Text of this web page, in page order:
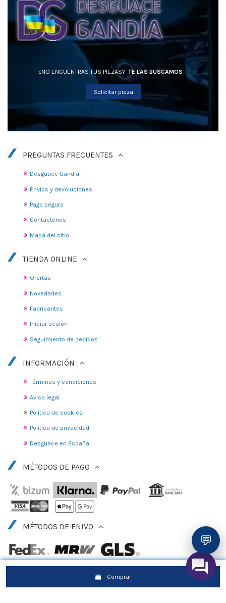
Comprar
¿NO ENCUENTRAS TUS PIEZAS? TE LAS BUSCAMOS
Solicitar pieza
PREGUNTAS FRECUENTES
Desguace Gandia
Envíos y devoluciones
Pago seguro
Contáctenos
Mapa del sitio
TIENDA ONLINE
Ofertas
Novedades
Fabricantes
Iniciar sesión
Seguimiento de pedidos
INFORMACIÓN
Términos y condiciones
Aviso legal
Política de cookies
Política de privacidad
Desguace en España
MÉTODOS DE PAGO
MÉTODOS DE ENIVO
💬
© 2010 - 2025 DESGUACE GANDIA, S.L.